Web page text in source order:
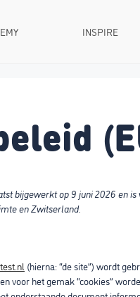
INSPIRE
bijgewerkt op 9 juni 2026 en
en Zwitserland.
(hierna: “de site”) wordt
voor het gemak “cookies”